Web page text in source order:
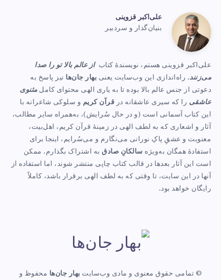
علی‌اکبر
قزوینی
علی‌اکبر قزوینی
بنیان‌گذار و سردبیر
علی‌اکبر قزوینی هستم، نویسندهٔ کتاباز عالم بالا تو را صدا
می‌زنند. راه‌اندازی این وب‌سایت یعنی بهار جان‌ها نیز پاسخ به
دعوتی از جنس عالم بالا بوده تا به یاری الهی محتوای کاملمثنوی
عاشقی را که سیری عاشقانه در قرآن کریم و سلوکی شاعرانه با
این کتاب آسمانی است (و در حال سُرایش)، به‌همراه سایر مطالب،
آثار و اشعاری که به لطف الهی در زمینهٔ قرآن کریم، اهل‌بیت،
معنویت و عشقِ پاکِ نورانی می‌نگارم و می‌سُرایم، اینجا برای
استفادهٔ همگان به‌ویژه سالکانِ صادق به اشتراک بگذارم. ممکن
است این آثار بعدها در قالب کتاب چاپی منتشر شوند، اما استفاده از
آنها در این سایت، تا وقتی که به لطف الهی برقرار باشد، کاملاً
رایگان خواهد بود.
© تمامی حقوق معنوی و مادی وب‌سایت بهار جان‌ها محفوظ و